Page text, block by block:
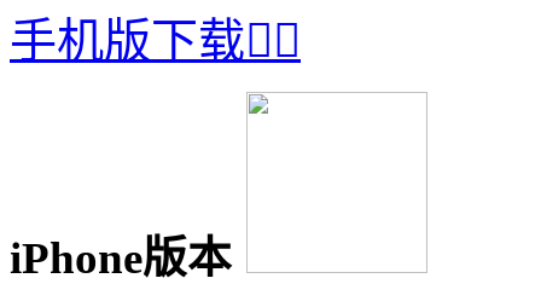
手机版下载
iPhone版本